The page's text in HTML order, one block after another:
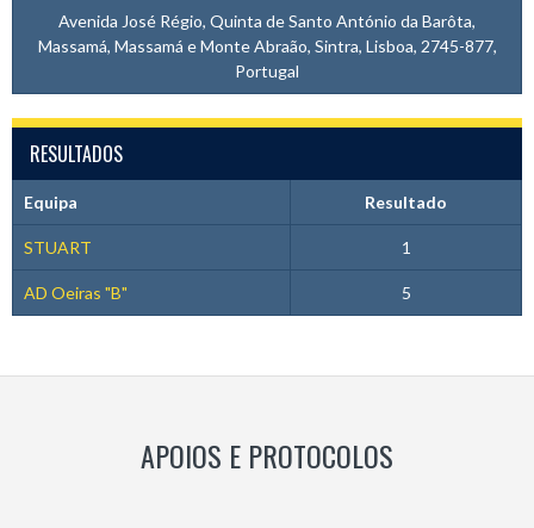
Avenida José Régio, Quinta de Santo António da Barôta,
Massamá, Massamá e Monte Abraão, Sintra, Lisboa, 2745-877,
Portugal
RESULTADOS
Equipa Resultado
STUART 1
AD Oeiras "B" 5
APOIOS E PROTOCOLOS